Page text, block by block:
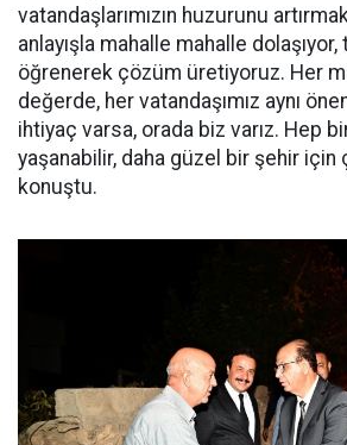
vatandaşlarımızın huzurunu
anlayışla mahalle mahalle
öğrenerek çözüm üretiyoruz. Her
değerde, her vatandaşımız aynı
ihtiyaç varsa, orada biz varız. Hep
yaşanabilir, daha güzel bir şehir için
konuştu.